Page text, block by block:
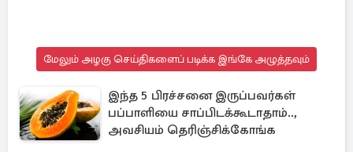
மேலும் அழகு செய்திகளைப் படிக்க இங்கே அழுத்தவும்
இந்த 5 பிரச்சனை இருப்பவர்கள்
பப்பாளியை சாப்பிடக்கூடாதாம்..,
அவசியம் தெரிஞ்சிக்கோங்க